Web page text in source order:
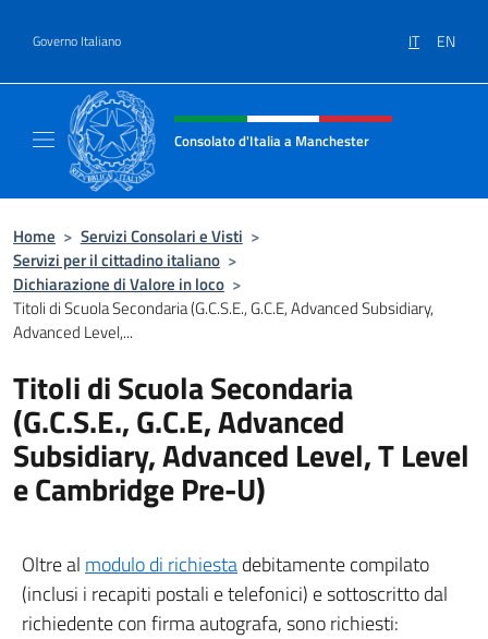
Governo Italiano IT EN
Intestazione sito, social e menù
Consolato d'Italia a Manchester
Home > Servizi Consolari e Visti >
Servizi per il cittadino italiano >
Dichiarazione di Valore in loco >
Titoli di Scuola Secondaria (G.C.S.E., G.C.E, Advanced Subsidiary,
Advanced Level,...
Titoli di Scuola Secondaria
(G.C.S.E., G.C.E, Advanced
Subsidiary, Advanced Level, T Level
e Cambridge Pre-U)
Oltre al modulo di richiestadebitamente compilato
(inclusi i recapiti postali e telefonici) e sottoscritto dal
richiedente con firma autografa, sono richiesti: